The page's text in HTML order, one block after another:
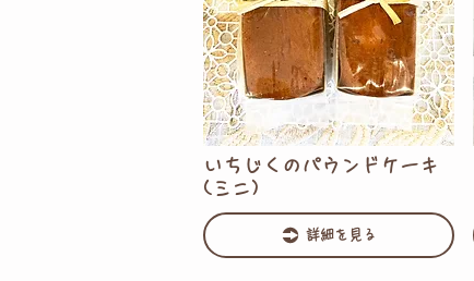
いちじくのパウンドケーキ
(ミニ)
詳細を見る